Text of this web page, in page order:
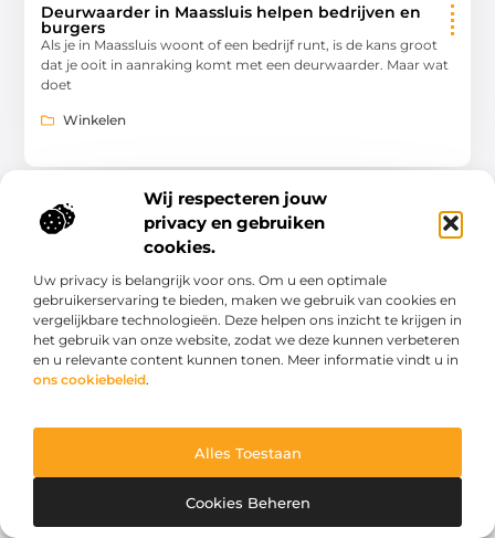
Wij respecteren jouw
privacy en gebruiken
cookies.
Uw privacy is belangrijk voor ons. Om u een optimale
gebruikerservaring te bieden, maken we gebruik van cookies en
vergelijkbare technologieën. Deze helpen ons inzicht te krijgen in
het gebruik van onze website, zodat we deze kunnen verbeteren
en u relevante content kunnen tonen. Meer informatie vindt u in
ons cookiebeleid.
Alles Toestaan
Cookies Beheren
Deurwaarder in Maassluis helpen bedrijven en
burgers
Als je in Maassluis woont of een bedrijf runt, is de kans groot
dat je ooit in aanraking komt met een deurwaarder. Maar wat
doet
Winkelen
Ontdek de wereld van damesmode in